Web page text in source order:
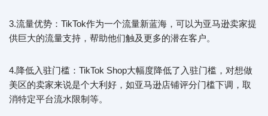
3.流量优势：TikTok作为一个流量新蓝海，可以为亚马逊卖家提
供巨大的流量支持，帮助他们触及更多的潜在客户。
4.降低入驻门槛：TikTok Shop大幅度降低了入驻门槛，对想做
美区的卖家来说是个大利好，如亚马逊店铺评分门槛下调，取
消特定平台流水限制等。